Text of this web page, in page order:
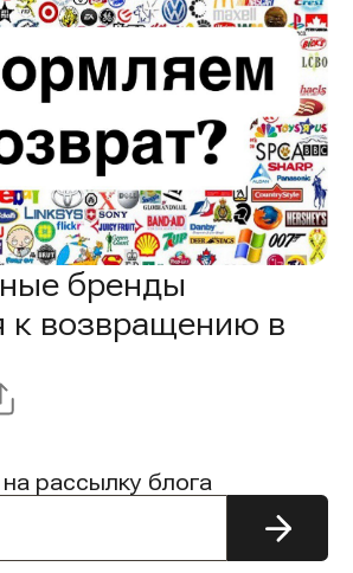
бренды
к возвращению в
рассылку блога
на